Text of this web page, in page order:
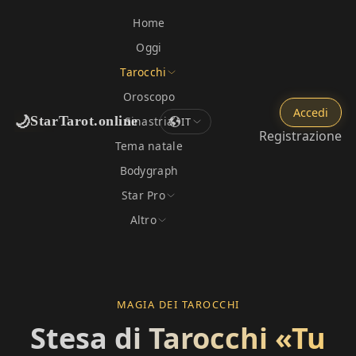
🌙StarTarot.online
Home
Oggi
Tarocchi
Oroscopo
Sinastria
Tema natale
Bodygraph
Star Pro
Altro
IT
Accedi
Registrazione
MAGIA DEI TAROCCHI
Stesa di Tarocchi «Tu